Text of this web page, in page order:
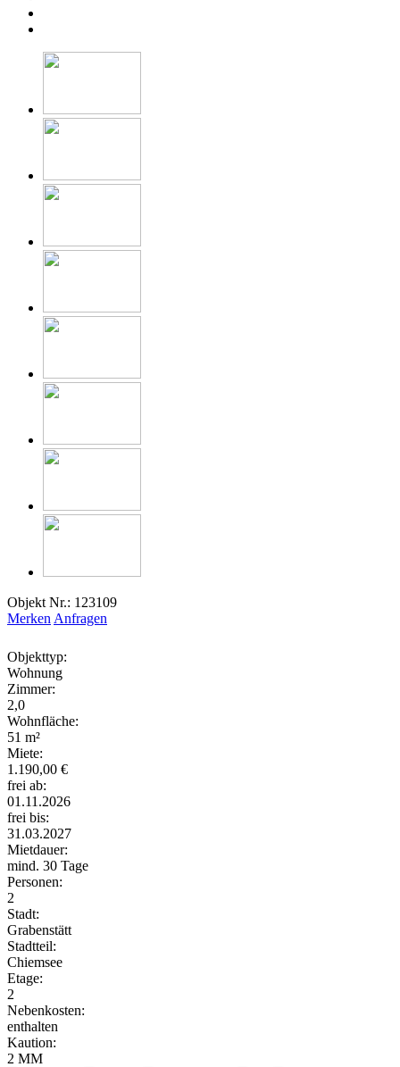
Objekt Nr.: 123109
Merken Anfragen
Objekttyp:
Wohnung
Zimmer:
2,0
Wohnfläche:
51 m²
Miete:
1.190,00 €
frei ab:
01.11.2026
frei bis:
31.03.2027
Mietdauer:
mind. 30 Tage
Personen:
2
Stadt:
Grabenstätt
Stadtteil:
Chiemsee
Etage:
2
Nebenkosten:
enthalten
Kaution:
2 MM